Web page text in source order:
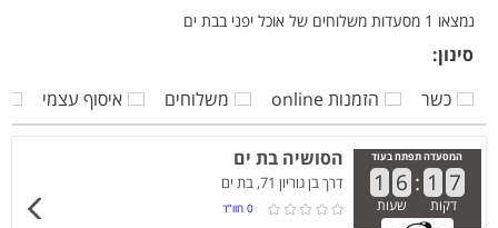
נמצאו 1 מסעדות משלוחים של אוכל יפני בבת ים
סינון:
כשר
הזמנות online משלוחים איסוף עצמי
המסעדה תפתח בעוד
1 6 : 1 7
דקות שעות
הסושיה בת ים
דרך בן גוריון 71, בת ים
0 חוו”ד